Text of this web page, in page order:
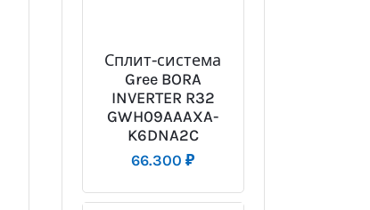
Сплит-система
Gree BORA
INVERTER R32
GWH09AAAXA-
K6DNA2C
66.300₽